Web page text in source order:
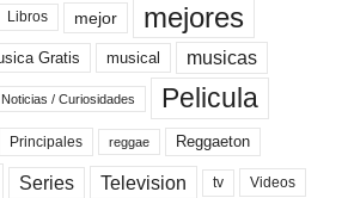
Libros mejor mejores
Gratis musical musicas
Noticias / Curiosidades Pelicula
Principales reggae Reggaeton
Series Television tv Videos